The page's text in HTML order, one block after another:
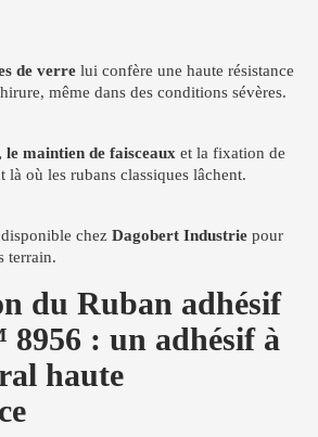
de verre lui confère une haute résistance
même dans des conditions sévères.
le maintien de faisceaux et la fixation de
là où les rubans classiques lâchent.
chez Dagobert Industrie pour
terrain.
du Ruban adhésif
: un adhésif à
haute